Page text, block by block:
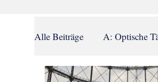
Alle Beiträge A: Optische
F: Cancel Culture G: